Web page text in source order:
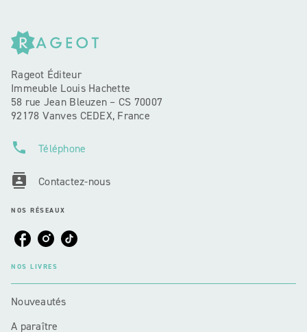
Rageot Éditeur
Immeuble Louis Hachette
58 rue Jean Bleuzen – CS 70007
92178 Vanves CEDEX, France
phone Téléphone
contacts Contactez-nous
NOS RÉSEAUX
NOS LIVRES
Nouveautés
A paraître